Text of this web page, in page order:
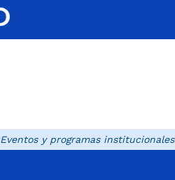
Eventos y programas institucionales